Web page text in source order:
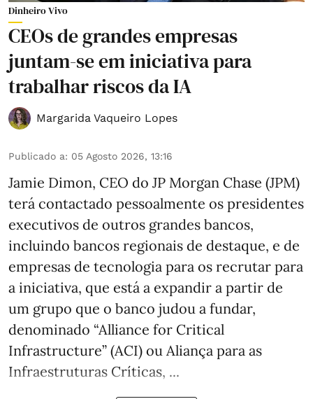
Dinheiro Vivo
CEOs de grandes empresas
juntam-se em iniciativa para
trabalhar riscos da IA
Margarida Vaqueiro Lopes
Publicado a: 05 Agosto 2026, 13:16
Jamie Dimon, CEO do JP Morgan Chase (JPM)
terá contactado pessoalmente os presidentes
executivos de outros grandes bancos,
incluindo bancos regionais de destaque, e de
empresas de tecnologia para os recrutar para
a iniciativa, que está a expandir a partir de
um grupo que o banco judou a fundar,
denominado “Alliance for Critical
Infrastructure” (ACI) ou Aliança para as
Infraestruturas Críticas, ...